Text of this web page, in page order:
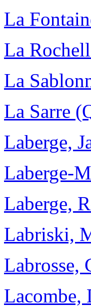
La
La
La
La Sarre
Laberge,
Laberge-
Laberge,
Labriski,
Labrosse,
Lacombe,